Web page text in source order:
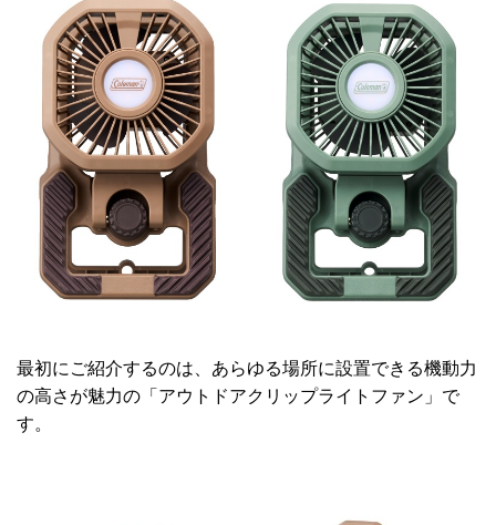
最初にご紹介するのは、あらゆる場所に設置できる機動力
の高さが魅力の「アウトドアクリップライトファン」で
す。